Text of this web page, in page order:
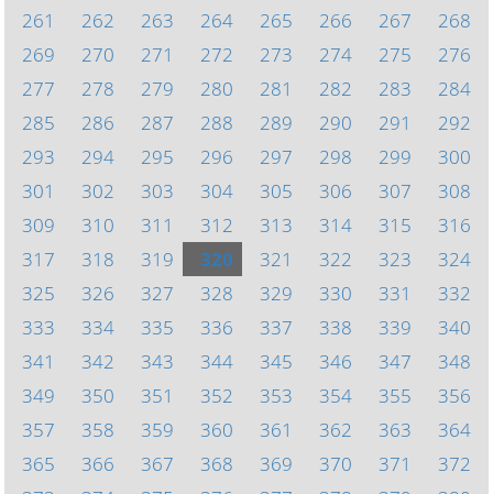
261
262 263 264 265 266 267
268
269
270 271 272 273 274 275
276
277
278 279 280 281 282 283
284
285
286 287 288 289 290 291
292
293
294 295 296 297 298 299
300
301
302 303 304 305 306 307
308
309
310 311 312 313 314 315
316
317
318 319 320 321 322 323
324
325
326 327 328 329 330 331
332
333
334 335 336 337 338 339
340
341
342 343 344 345 346 347
348
349
350 351 352 353 354 355
356
357
358 359 360 361 362 363
364
365
366 367 368 369 370 371
372